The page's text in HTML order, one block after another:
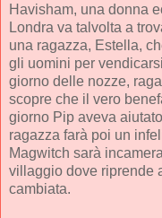
Havisham, una donna
Londra va talvolta a
una ragazza, Estella,
gli uomini per
giorno delle nozze,
scopre che il vero
giorno Pip aveva
ragazza farà poi un
Magwitch sarà
villaggio dove riprende
cambiata.